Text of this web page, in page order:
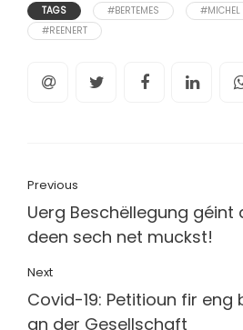
TAGS #BERTEMES
#MICHEL
#REENERT
Previous
Uerg Beschëllegung géint
deen sech net muckst!
Next
Covid-19: Petitioun fir eng
an der Gesellschaft